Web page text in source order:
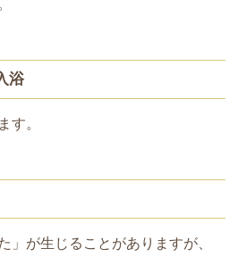
浴
す。
」が生じることがありますが、